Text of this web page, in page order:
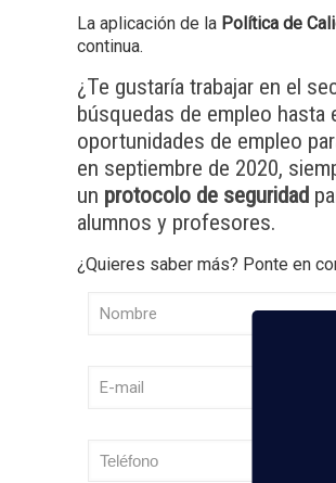
La aplicación de la Política de
continua.
¿Te gustaría trabajar en el
búsquedas de empleo hasta
oportunidades de empleo
en septiembre de 2020,
un protocolo de seguridad
alumnos y profesores.
¿Quieres saber más? Ponte en